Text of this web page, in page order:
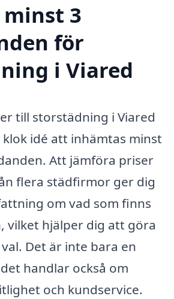
3
för
i Viared
till storstädning i Viared
idé att inhämtas minst
Att jämföra priser
flera städfirmor ger dig
om vad som finns
vilket hjälper dig att göra
Det är inte bara en
handlar också om
och kundservice.